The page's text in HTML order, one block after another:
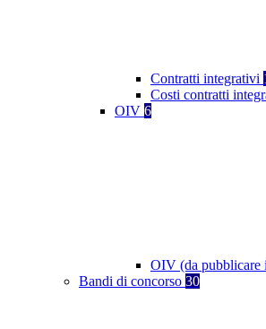
Contratti integrativi
Costi contratti
OIV 6
OIV (da pubblicare
Bandi di concorso 30